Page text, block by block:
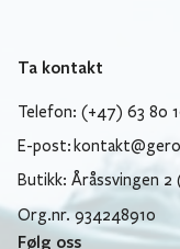
Ta kontakt
Telefon: (+47) 63 80
E-post:
Butikk: Åråssvingen
Org.nr. 934248910
Følg oss